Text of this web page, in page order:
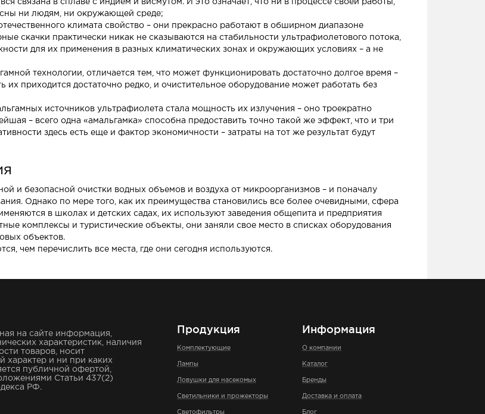
связана в сплаве с индием и висмутом. И это означает, что ни в процессе своей работы,
ни людям, ни окружающей среде;
климата свойство – они прекрасно работают в обширном диапазоне
скачки практически никак не сказываются на стабильности ультрафиолетового потока,
для их применения в разных климатических зонах и окружающих условиях – а не
технологии, отличается тем, что может функционировать достаточно долгое время –
их приходится достаточно редко, и очистительное оборудование может работать без
источников ультрафиолета стала мощность их излучения – оно троекратно
– всего одна «амальгамка» способна предоставить точно такой же эффект, что и три
здесь есть еще и фактор экономичности – затраты на тот же результат будут
и безопасной очистки водных объемов и воздуха от микроорганизмов – и поначалу
Однако по мере того, как их преимущества становились все более очевидными, сфера
в школах и детских садах, их используют заведения общепита и предприятия
комплексы и туристические объекты, они заняли свое место в списках оборудования
объектов.
чем перечислить все места, где они сегодня используются.
на сайте информация,
характеристик, наличия
товаров, носит
характер и ни при каких
публичной офертой,
Статьи 437(2)
РФ.
Продукция
Комплектующие
Лампы
Ловушки для насекомых
Светильники и прожекторы
Светофильтры
Информация
О компании
Каталог
Бренды
Доставка и оплата
Блог